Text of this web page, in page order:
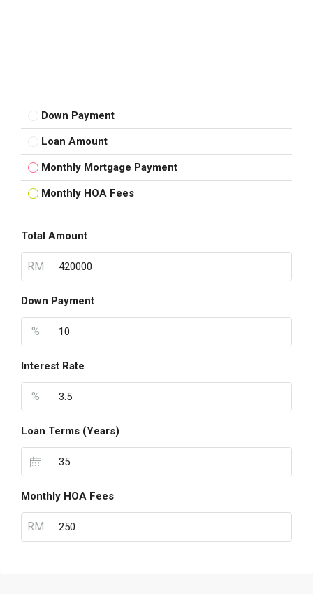
Down Payment
Loan Amount
Monthly Mortgage Payment
Monthly HOA Fees
Total Amount
RM
Down Payment
%
Interest Rate
%
Loan Terms (Years)
Monthly HOA Fees
RM